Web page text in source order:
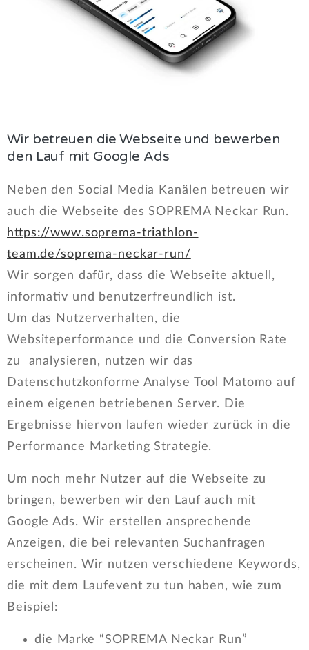
Wir betreuen die Webseite und bewerben
den Lauf mit Google Ads
Neben den Social Media Kanälen betreuen wir
auch die Webseite des SOPREMA Neckar Run.
https://www.soprema-triathlon-
team.de/soprema-neckar-run/
Wir sorgen dafür, dass die Webseite aktuell,
informativ und benutzerfreundlich ist.
Um das Nutzerverhalten, die
Websiteperformance und die Conversion Rate
zu analysieren, nutzen wir das
Datenschutzkonforme Analyse Tool Matomo auf
einem eigenen betriebenen Server. Die
Ergebnisse hiervon laufen wieder zurück in die
Performance Marketing Strategie.
Um noch mehr Nutzer auf die Webseite zu
bringen, bewerben wir den Lauf auch mit
Google Ads. Wir erstellen ansprechende
Anzeigen, die bei relevanten Suchanfragen
erscheinen. Wir nutzen verschiedene Keywords,
die mit dem Laufevent zu tun haben, wie zum
Beispiel:
die Marke “SOPREMA Neckar Run”